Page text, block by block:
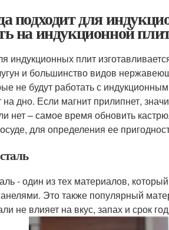
подходит для
на индукционной
индукционных плит
и большинство видов
не будут работать с
на дно. Если магнит прилипнет,
нет – самое время обновить
для определения ее
- один из тех материалов,
Это также популярный
не влияет на вкус, запах и срок